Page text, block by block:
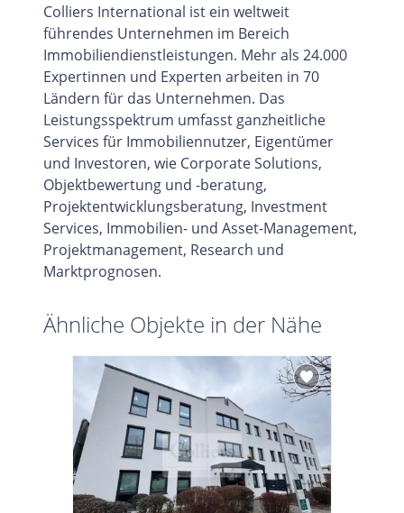
Colliers International ist ein weltweit
führendes Unternehmen im Bereich
Immobiliendienstleistungen. Mehr als 24.000
Expertinnen und Experten arbeiten in 70
Ländern für das Unternehmen. Das
Leistungsspektrum umfasst ganzheitliche
Services für Immobiliennutzer, Eigentümer
und Investoren, wie Corporate Solutions,
Objektbewertung und -beratung,
Projektentwicklungsberatung, Investment
Services, Immobilien- und Asset-Management,
Projektmanagement, Research und
Marktprognosen.
Ähnliche Objekte in der Nähe